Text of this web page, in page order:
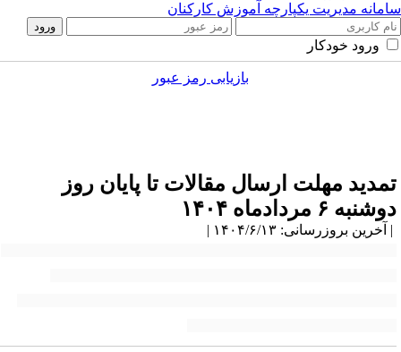
مدیریت یکپارچه آموزش کارکنان
ورود خودکار
بازیابی رمز عبور
مهلت ارسال مقالات تا پایان روز
۶ مردادماه ۱۴۰۴
بروزرسانی: ۱۴۰۴/۶/۱۳ |